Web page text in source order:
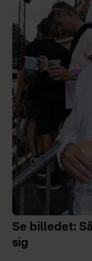
Se billedet:
sig